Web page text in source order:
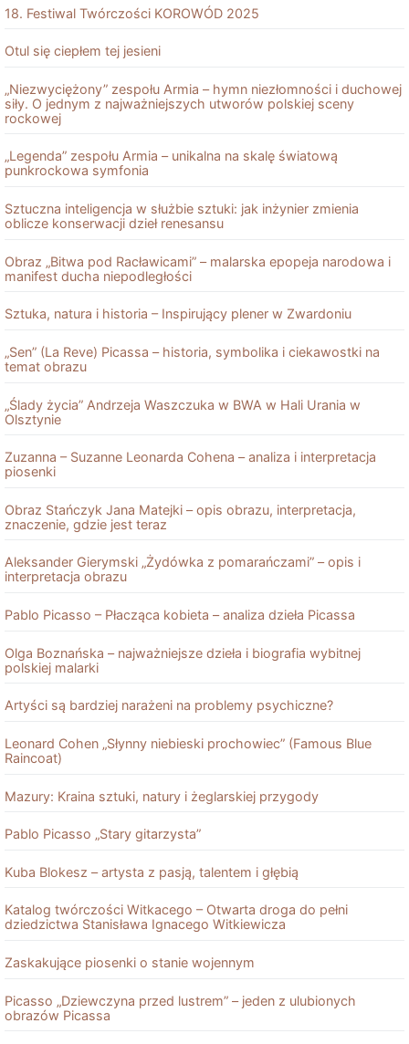
18. Festiwal Twórczości KOROWÓD 2025
Otul się ciepłem tej jesieni
„Niezwyciężony” zespołu Armia – hymn niezłomności i duchowej
siły. O jednym z najważniejszych utworów polskiej sceny
rockowej
„Legenda” zespołu Armia – unikalna na skalę światową
punkrockowa symfonia
Sztuczna inteligencja w służbie sztuki: jak inżynier zmienia
oblicze konserwacji dzieł renesansu
Obraz „Bitwa pod Racławicami” – malarska epopeja narodowa i
manifest ducha niepodległości
Sztuka, natura i historia – Inspirujący plener w Zwardoniu
„Sen” (La Reve) Picassa – historia, symbolika i ciekawostki na
temat obrazu
„Ślady życia” Andrzeja Waszczuka w BWA w Hali Urania w
Olsztynie
Zuzanna – Suzanne Leonarda Cohena – analiza i interpretacja
piosenki
Obraz Stańczyk Jana Matejki – opis obrazu, interpretacja,
znaczenie, gdzie jest teraz
Aleksander Gierymski „Żydówka z pomarańczami” – opis i
interpretacja obrazu
Pablo Picasso – Płacząca kobieta – analiza dzieła Picassa
Olga Boznańska – najważniejsze dzieła i biografia wybitnej
polskiej malarki
Artyści są bardziej narażeni na problemy psychiczne?
Leonard Cohen „Słynny niebieski prochowiec” (Famous Blue
Raincoat)
Mazury: Kraina sztuki, natury i żeglarskiej przygody
Pablo Picasso „Stary gitarzysta”
Kuba Blokesz – artysta z pasją, talentem i głębią
Katalog twórczości Witkacego – Otwarta droga do pełni
dziedzictwa Stanisława Ignacego Witkiewicza
Zaskakujące piosenki o stanie wojennym
Picasso „Dziewczyna przed lustrem” – jeden z ulubionych
obrazów Picassa